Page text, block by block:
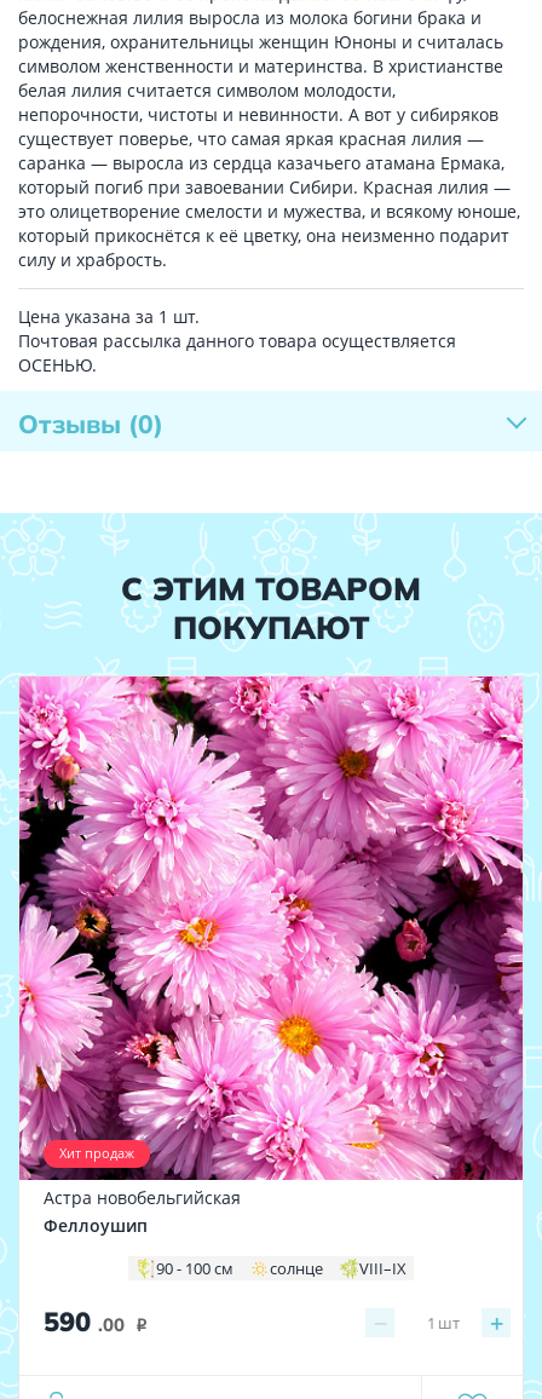
белоснежная лилия выросла из молока богини брака и
рождения, охранительницы женщин Юноны и считалась
символом женственности и материнства. В христианстве
белая лилия считается символом молодости,
непорочности, чистоты и невинности. А вот у сибиряков
существует поверье, что самая яркая красная лилия —
саранка — выросла из сердца казачьего атамана Ермака,
который погиб при завоевании Сибири. Красная лилия —
это олицетворение смелости и мужества, и всякому юноше,
который прикоснётся к её цветку, она неизменно подарит
силу и храбрость.
Цена указана за 1 шт.
Почтовая рассылка данного товара осуществляется
ОСЕНЬЮ.
Отзывы (0)
С ЭТИМ ТОВАРОМ
ПОКУПАЮТ
Хит продаж
Астра новобельгийская
Феллоушип
90 - 100 см солнце VIII–IX
590 .00 i − +
1 шт